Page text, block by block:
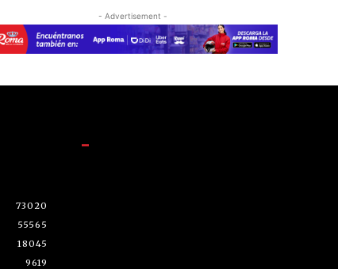
- Advertisement -
73020
55565
18045
9619
-